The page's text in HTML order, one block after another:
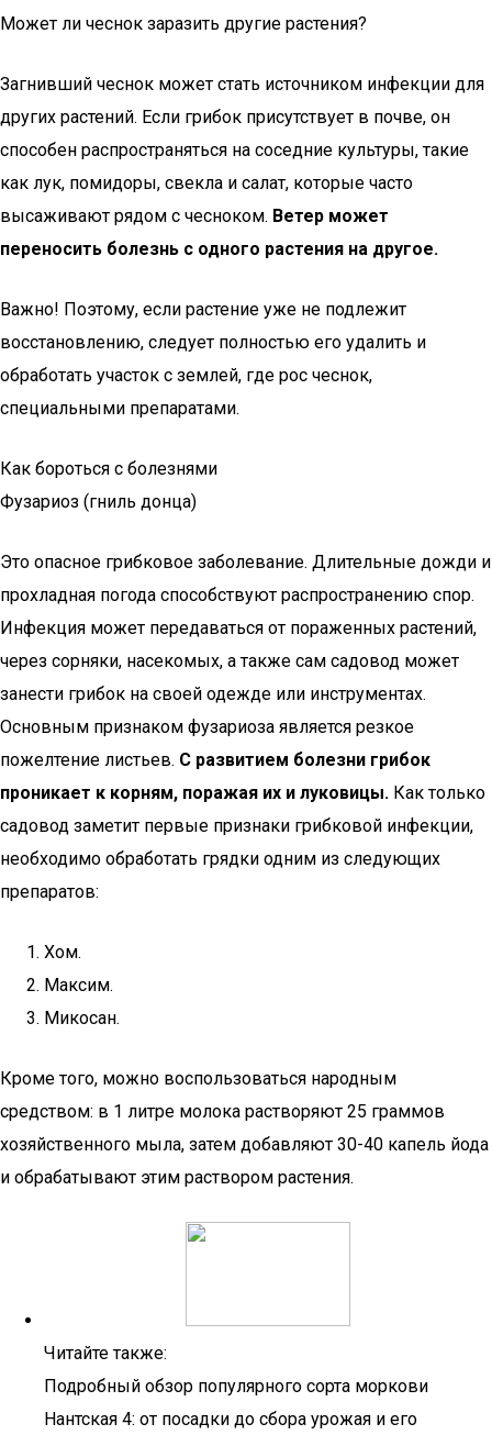
Может ли чеснок заразить другие растения?
Загнивший чеснок может стать источником инфекции для
других растений. Если грибок присутствует в почве, он
способен распространяться на соседние культуры, такие
как лук, помидоры, свекла и салат, которые часто
высаживают рядом с чесноком. Ветер может
переносить болезнь с одного растения на другое.
Важно! Поэтому, если растение уже не подлежит
восстановлению, следует полностью его удалить и
обработать участок с землей, где рос чеснок,
специальными препаратами.
Как бороться с болезнями
Фузариоз (гниль донца)
Это опасное грибковое заболевание. Длительные дожди и
прохладная погода способствуют распространению спор.
Инфекция может передаваться от пораженных растений,
через сорняки, насекомых, а также сам садовод может
занести грибок на своей одежде или инструментах.
Основным признаком фузариоза является резкое
пожелтение листьев. С развитием болезни грибок
проникает к корням, поражая их и луковицы. Как только
садовод заметит первые признаки грибковой инфекции,
необходимо обработать грядки одним из следующих
препаратов:
Хом.
Максим.
Микосан.
Кроме того, можно воспользоваться народным
средством: в 1 литре молока растворяют 25 граммов
хозяйственного мыла, затем добавляют 30-40 капель йода
и обрабатывают этим раствором растения.
Читайте также:
Подробный обзор популярного сорта моркови
Нантская 4: от посадки до сбора урожая и его